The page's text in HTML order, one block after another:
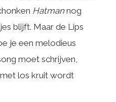
Hatmannog
blijft. Maar de Lips
je een melodieus
moet schrijven,
los kruit wordt